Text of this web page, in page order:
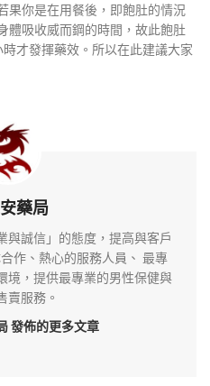
果你是在用餐後，即飽肚的情況
體吸收威而鋼的時間，故此飽肚
才發揮藥效。所以在此建議大家
藥局
與誠信」的態度，提高與客戶
作、熱心的服務人員、 最專
境，提供最專業的男性保健與
賣服務。
發佈的更多文章